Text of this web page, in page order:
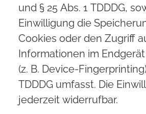
und § 25 Abs. 1 TDDDG,
Einwilligung die
Cookies oder den Zugriff
Informationen im
(z. B. Device-
TDDDG umfasst. Die
jederzeit widerrufbar.